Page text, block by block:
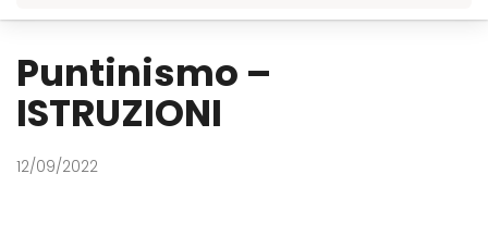
Puntinismo –
ISTRUZIONI
12/09/2022